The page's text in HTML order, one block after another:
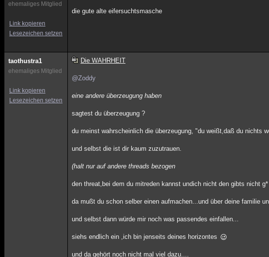
ehemaliges Mitglied
Link kopieren
Lesezeichen setzen
die gute alte eifersuchtsmasche
taothustra1
ehemaliges Mitglied
Link kopieren
Lesezeichen setzen
Die WAHRHEIT
@Zoddy
eine andere überzeugung haben
sagtest du überzeugung ?
du meinst wahrscheinlich die überzeugung, "du weißt,daß du nichts
und selbst die ist dir kaum zuzutrauen.
(halt nur auf andere threads bezogen
den threat,bei dem du mitreden kannst undich nicht den gibts nicht g*
da mußt du schon selber einen aufmachen...und über deine familie
und selbst dann würde mir noch was passendes einfallen...
siehs endlich ein ,ich bin jenseits deines horizontes
und da gehört noch nicht mal viel dazu....